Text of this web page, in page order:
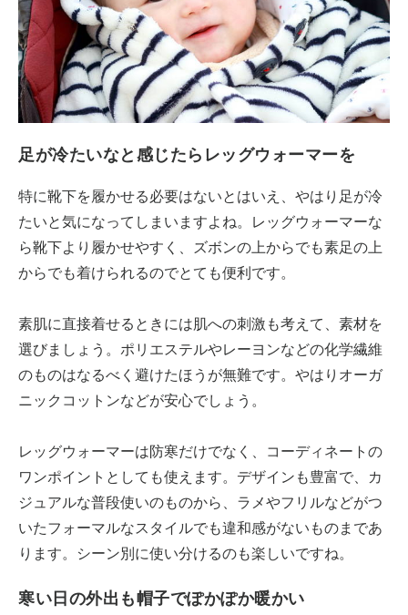
足が冷たいなと感じたらレッグウォーマーを
特に靴下を履かせる必要はないとはいえ、やはり足が冷
たいと気になってしまいますよね。レッグウォーマーな
ら靴下より履かせやすく、ズボンの上からでも素足の上
からでも着けられるのでとても便利です。
素肌に直接着せるときには肌への刺激も考えて、素材を
選びましょう。ポリエステルやレーヨンなどの化学繊維
のものはなるべく避けたほうが無難です。やはりオーガ
ニックコットンなどが安心でしょう。
レッグウォーマーは防寒だけでなく、コーディネートの
ワンポイントとしても使えます。デザインも豊富で、カ
ジュアルな普段使いのものから、ラメやフリルなどがつ
いたフォーマルなスタイルでも違和感がないものまであ
ります。シーン別に使い分けるのも楽しいですね。
寒い日の外出も帽子でぽかぽか暖かい